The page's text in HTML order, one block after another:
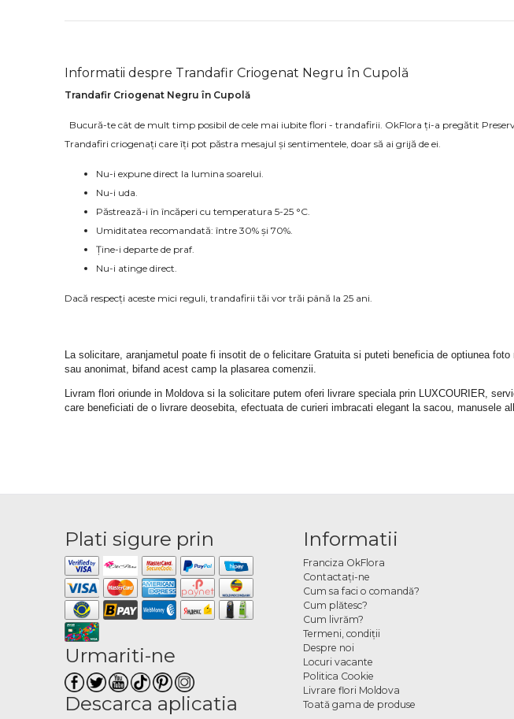
Informatii despre Trandafir Criogenat Negru în Cupolă
Trandafir Criogenat Negru în Cupolă
Bucură-te cât de mult timp posibil de cele mai iubite flori - trandafirii. OkFlora ți-a pregătit
Trandafiri criogenați care îți pot păstra mesajul și sentimentele, doar să ai grijă de ei.
Nu-i expune direct la lumina soarelui.
Nu-i uda.
Păstrează-i în încăperi cu temperatura 5-25 °C.
Umiditatea recomandată: între 30% și 70%.
Ține-i departe de praf.
Nu-i atinge direct.
Dacă respecți aceste mici reguli, trandafirii tăi vor trăi până la 25 ani.
La solicitare, aranjametul poate fi insotit de o felicitare Gratuita si puteti beneficia de optiunea foto
sau anonimat, bifand acest camp la plasarea comenzii.
Livram flori oriunde in Moldova si la solicitare putem oferi livrare speciala prin LUXCOURIER,
care beneficiati de o livrare deosebita, efectuata de curieri imbracati elegant la sacou, manusele
Plati sigure prin
Urmariti-ne
Descarca aplicatia
Informatii
Franciza OkFlora
Contactaţi-ne
Cum sa faci o comandă?
Cum plătesc?
Cum livrăm?
Termeni, condiţii
Despre noi
Locuri vacante
Politica Cookie
Livrare flori Moldova
Toată gama de produse